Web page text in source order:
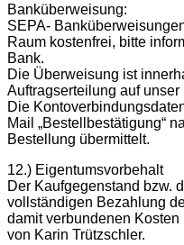
Banküberweisung:
SEPA-
Raum kostenfrei, bitte
Bank.
Die Überweisung ist
Auftragserteilung auf
Die
Mail „Bestellbestätigung“
Bestellung übermittelt.
12.) Eigentumsvorbehalt
Der Kaufgegenstand bzw.
vollständigen Bezahlung
damit verbundenen
von Karin Trützschler.